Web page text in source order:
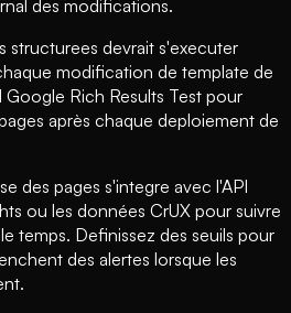
des modifications.
structurees devrait s'executer
modification de template de
Google Rich Results Test pour
après chaque deploiement de
des pages s'integre avec l'API
ou les données CrUX pour suivre
temps. Definissez des seuils pour
des alertes lorsque les